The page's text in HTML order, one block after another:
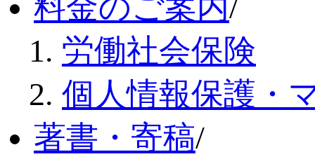
料金のご案内/
労働社会保険
個人情報保護・
著書・寄稿/